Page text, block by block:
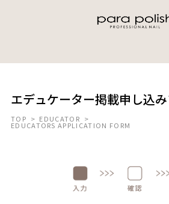
エデュケーター掲載申し込
TOP > EDUCATOR >
EDUCATORS APPLICATION FORM